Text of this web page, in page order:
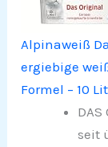
Alpinaweiß
ergiebige
Formel – 10
seit